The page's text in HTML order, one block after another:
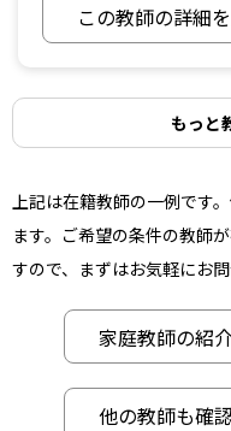
この教師の詳細
もっと
上記は在籍教師の一例です
ます。ご希望の条件の教師
すので、まずはお気軽にお問
家庭教師の紹
他の教師も確